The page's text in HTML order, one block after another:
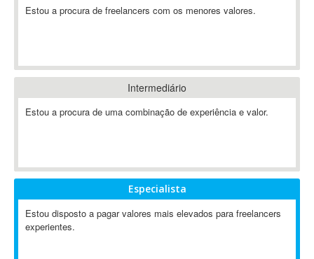
A-GPS
ABAP
Abaqus
ABBYY FineReader
Ableton
Ableton Push
Abstract
Estou a procura de freelancers com os menores valores.
Intermediário
Estou a procura de uma combinação de experiência e valor.
Especialista
Estou disposto a pagar valores mais elevados para freelancers
experientes.